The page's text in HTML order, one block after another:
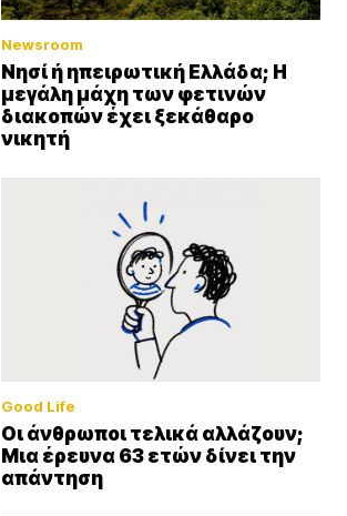
Newsroom
Νησί ή ηπειρωτική Ελλάδα; Η
μεγάλη μάχη των φετινών
διακοπών έχει ξεκάθαρο
νικητή
Good Life
Οι άνθρωποι τελικά αλλάζουν;
Μια έρευνα 63 ετών δίνει την
απάντηση